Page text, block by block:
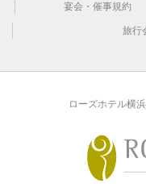
宴会・催事規約
旅行
ローズホテル横